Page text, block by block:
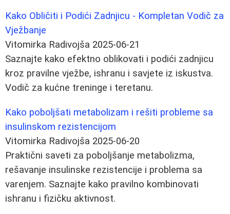
Kako Obličiti i Podići Zadnjicu - Kompletan Vodič za
Vježbanje
Vitomirka Radivojša 2025-06-21
Saznajte kako efektno oblikovati i podići zadnjicu
kroz pravilne vježbe, ishranu i savjete iz iskustva.
Vodič za kućne treninge i teretanu.
Kako poboljšati metabolizam i rešiti probleme sa
insulinskom rezistencijom
Vitomirka Radivojša 2025-06-20
Praktični saveti za poboljšanje metabolizma,
rešavanje insulinske rezistencije i problema sa
varenjem. Saznajte kako pravilno kombinovati
ishranu i fizičku aktivnost.